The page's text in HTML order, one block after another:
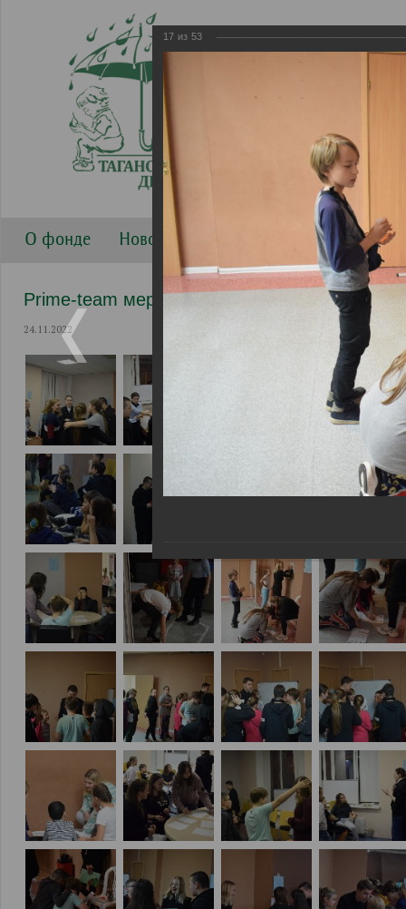
О фонде Новости Направления работы
Prime-team мероприятия
24.11.2022
17 из 53